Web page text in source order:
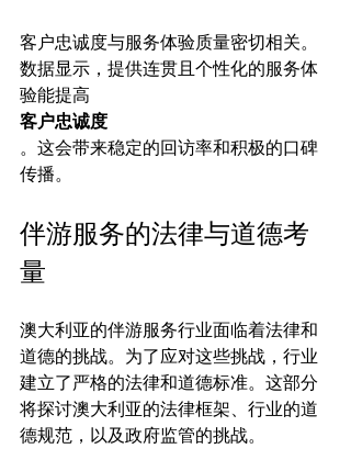
客户忠诚度与服务体验质量密切相关。
数据显示，提供连贯且个性化的服务体
验能提高
客户忠诚度
。这会带来稳定的回访率和积极的口碑
伴游服务的法律与道德考
量
澳大利亚的伴游服务行业面临着法律和
道德的挑战。为了应对这些挑战，行业
建立了严格的法律和道德标准。这部分
将探讨澳大利亚的法律框架、行业的道
德规范，以及政府监管的挑战。